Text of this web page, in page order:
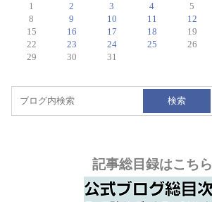
1
2 3 4 5
8
9 10 11 12
15
16 17 18 19
22
23 24 25 26
29
30 31
検索
記事総目録はこちら